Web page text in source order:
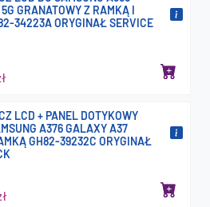
GRANATOWY Z RAMKĄ I
34223A ORYGINAŁ SERVICE
LCD + PANEL DOTYKOWY
A376 GALAXY A37
GH82-39232C ORYGINAŁ